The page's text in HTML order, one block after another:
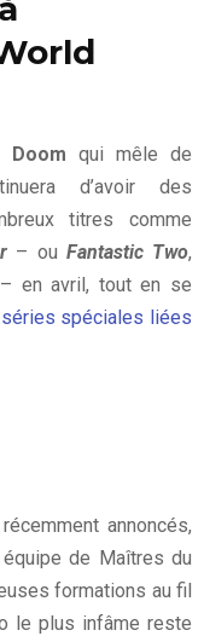
Doom qui mêle de
d’avoir des
titres comme
– ou Fantastic Two,
– ​​en avril, tout en se
spéciales liées
annoncés,
de Maîtres du
formations au fil
le plus infâme reste